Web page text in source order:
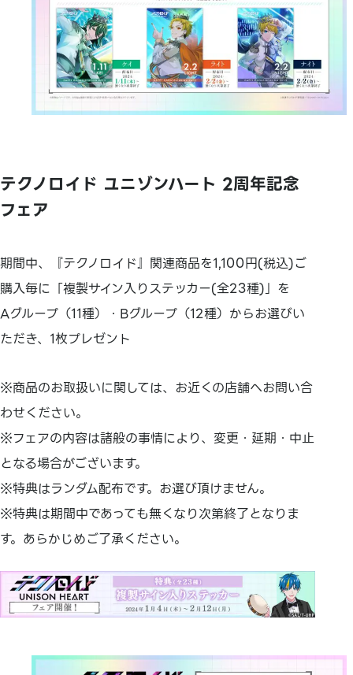
テクノロイド ユニゾンハート 2周年記念
フェア
期間中、『テクノロイド』関連商品を1,100円(税込)ご
購入毎に「複製サイン入りステッカー(全23種)」を
Aグループ（11種）・Bグループ（12種）からお選びい
ただき、1枚プレゼント
※商品のお取扱いに関しては、お近くの店舗へお問い合
わせください。
※フェアの内容は諸般の事情により、変更・延期・中止
となる場合がございます。
※特典はランダム配布です。お選び頂けません。
※特典は期間中であっても無くなり次第終了となりま
す。あらかじめご了承ください。